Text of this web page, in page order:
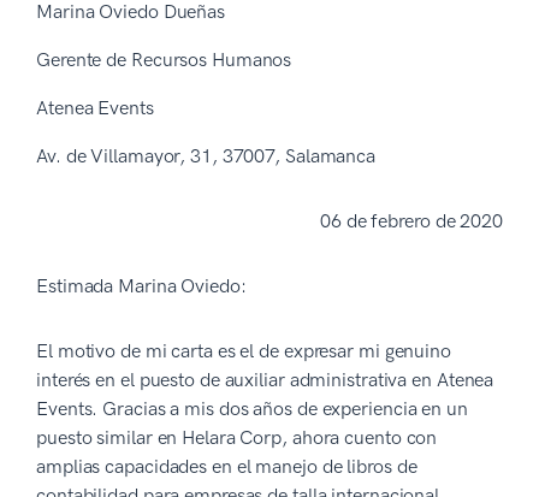
Marina Oviedo Dueñas
Gerente de Recursos Humanos
Atenea Events
Av. de Villamayor, 31, 37007, Salamanca
06 de febrero de 2020
Estimada Marina Oviedo:
El motivo de mi carta es el de expresar mi genuino
interés en el puesto de auxiliar administrativa en Atenea
Events. Gracias a mis dos años de experiencia en un
puesto similar en Helara Corp, ahora cuento con
amplias capacidades en el manejo de libros de